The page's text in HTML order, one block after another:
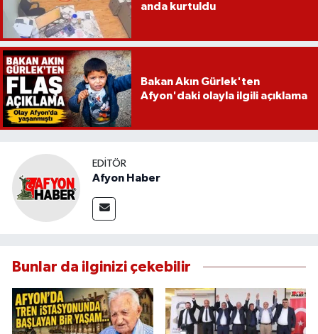
anda kurtuldu
Bakan Akın Gürlek'ten
Afyon'daki olayla ilgili açıklama
EDITÖR
Afyon Haber
Bunlar da ilginizi çekebilir